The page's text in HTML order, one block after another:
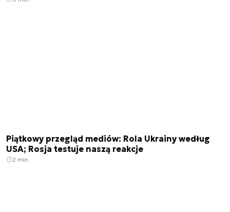
Piątkowy przegląd mediów: Rola Ukrainy według
USA; Rosja testuje naszą reakcje
2 min.